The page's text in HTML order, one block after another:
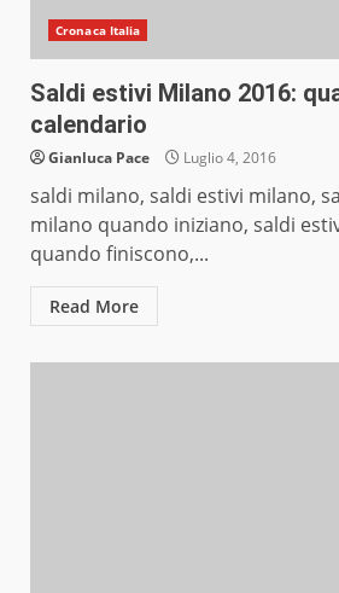
Cronaca Italia
Saldi estivi Milano 2016:
calendario
Gianluca Pace Luglio 4, 2016
saldi milano, saldi estivi milano,
milano quando iniziano, saldi
quando finiscono,...
Read More